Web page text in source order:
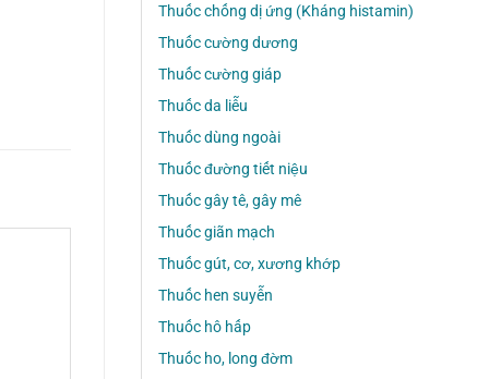
Thuốc chống dị ứng (Kháng histamin)
Thuốc cường dương
Thuốc cường giáp
Thuốc da liễu
Thuốc dùng ngoài
Thuốc đường tiết niệu
Thuốc gây tê, gây mê
Thuốc giãn mạch
Thuốc gút, cơ, xương khớp
Thuốc hen suyễn
Thuốc hô hấp
Thuốc ho, long đờm